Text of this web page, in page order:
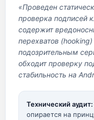
«Проведен
проверка подписей
содержит
перехватов
подозрительным
обходит проверку
стабильность на
Технический аудит:
опирается на